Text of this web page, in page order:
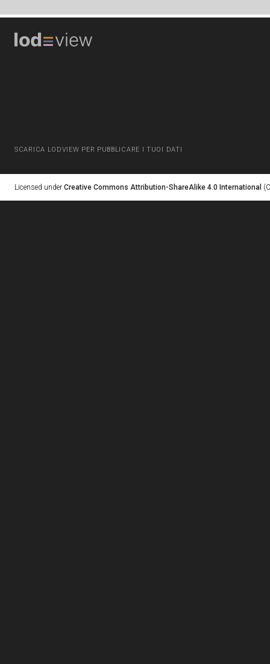
SCARICA LODVIEW PER PUBBLICARE I TUOI DATI
Licensed under Creative Commons Attribution-ShareAlike 4.0 International